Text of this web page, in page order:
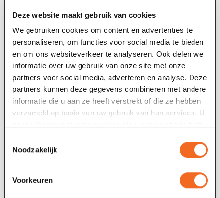
Deze website maakt gebruik van cookies
We gebruiken cookies om content en advertenties te
personaliseren, om functies voor social media te bieden
en om ons websiteverkeer te analyseren. Ook delen we
informatie over uw gebruik van onze site met onze
partners voor social media, adverteren en analyse. Deze
partners kunnen deze gegevens combineren met andere
informatie die u aan ze heeft verstrekt of die ze hebben
verzameld op basis van uw gebruik van hun services. U
Noodzakelijk
Voorkeuren
Romein
Johannes Andreas
Lazarus